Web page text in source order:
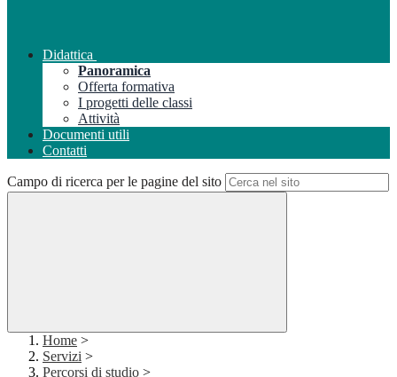
Didattica
Panoramica
Offerta formativa
I progetti delle classi
Attività
Documenti utili
Contatti
Campo di ricerca per le pagine del sito
Home >
Servizi >
Percorsi di studio >